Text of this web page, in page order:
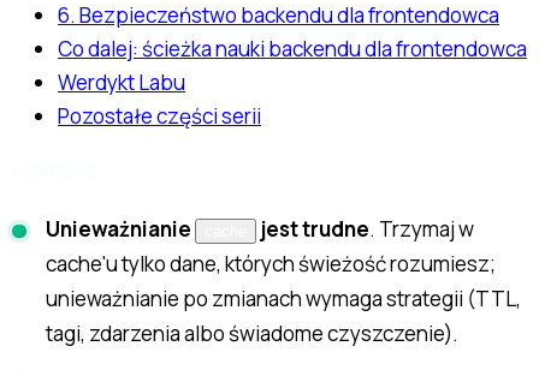
6. Bezpieczeństwo backendu dla frontendowca
Co dalej: ścieżka nauki backendu dla frontendowca
Werdykt Labu
Pozostałe części serii
Unieważnianie jest trudne. Trzymaj w
cache'u tylko dane, których świeżość rozumiesz;
unieważnianie po zmianach wymaga strategii (TTL,
tagi, zdarzenia albo świadome czyszczenie).